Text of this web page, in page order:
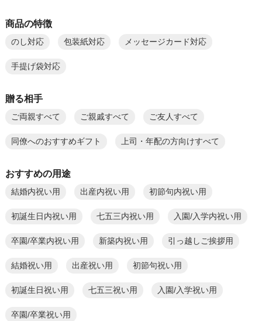
商品の特徴
のし対応 包装紙対応 メッセージカード対応
手提げ袋対応
贈る相手
ご両親すべて ご親戚すべて ご友人すべて
同僚へのおすすめギフト 上司・年配の方向けすべて
おすすめの用途
結婚内祝い用 出産内祝い用 初節句内祝い用
初誕生日内祝い用 七五三内祝い用 入園/入学内祝い用
卒園/卒業内祝い用 新築内祝い用 引っ越しご挨拶用
結婚祝い用 出産祝い用 初節句祝い用
初誕生日祝い用 七五三祝い用 入園/入学祝い用
卒園/卒業祝い用